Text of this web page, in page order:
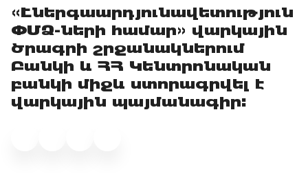
«Էներգաարդյունավետություն
ՓՄՁ-ների համար» վարկային
ծրագրի շրջանակներում
Բանկի և ՀՀ Կենտրոնական
բանկի միջև ստորագրվել է
վարկային պայմանագիր: